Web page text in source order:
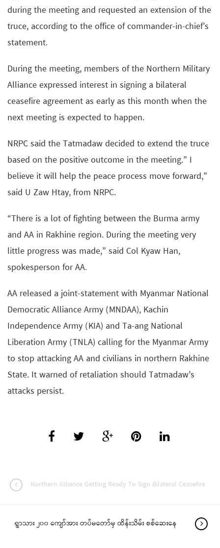
during the meeting and requested an extension of the
truce, according to the office of commander-in-chief’s
statement.
During the meeting, members of the Northern Military
Alliance expressed interest in signing a bilateral
ceasefire agreement as early as this month when the
next meeting is expected to happen.
NRPC said the Tatmadaw decided to extend the truce
based on the positive outcome in the meeting.” I
believe it will help the peace process move forward,”
said U Zaw Htay, from NRPC.
“There is a lot of fighting between the Burma army
and AA in Rakhine region. During the meeting very
little progress was made,” said Col Kyaw Han,
spokesperson for AA.
AA released a joint-statement with Myanmar National
Democratic Alliance Army (MNDAA), Kachin
Independence Army (KIA) and Ta-ang National
Liberation Army (TNLA) calling for the Myanmar Army
to stop attacking AA and civilians in northern Rakhine
State. It warned of retaliation should Tatmadaw’s
attacks persist.
Northern Alliance Getting Ready To Sign Bilateral Ceasefire
ရွာသား ၂၀၀ ကျော်အား တပ်မတော်မှ ထိန်းသိမ်း စစ်ဆေးနေ